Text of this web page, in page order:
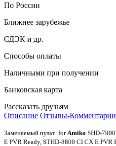
По России
Ближнее зарубежье
СДЭК и др.
Способы оплаты
Наличными при получении
Банковская карта
Рассказать друзьям
Описание Отзывы-Комментарии
Заменяемый пульт for Amiko SHD-
E PVR Ready, STHD-8800 CI CX E PVR